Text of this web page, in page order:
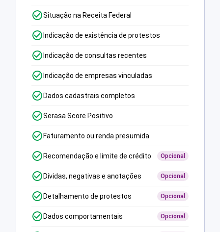
Situação na Receita Federal
Indicação de existência de protestos
Indicação de consultas recentes
Indicação de empresas vinculadas
Dados cadastrais completos
Serasa Score Positivo
Faturamento ou renda presumida
Recomendação e limite de crédito Opcional
Dívidas, negativas e anotações Opcional
Detalhamento de protestos Opcional
Dados comportamentais Opcional